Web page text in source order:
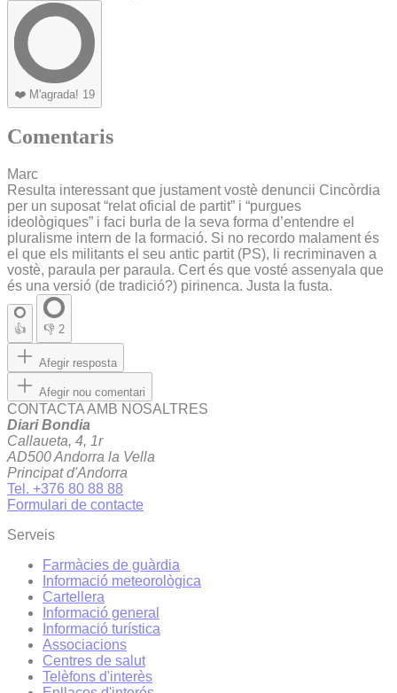
❤️ M'agrada! 19
Comentaris
Marc
Resulta interessant que justament vostè denuncii Cincòrdia
per un suposat “relat oficial de partit” i “purgues
ideològiques” i faci burla de la seva forma d’entendre el
pluralisme intern de la formació. Si no recordo malament és
el que els militants el seu antic partit (PS), li recriminaven a
vostè, paraula per paraula. Cert és que vosté assenyala que
és una versió (de tradició?) pirinenca. Justa la fusta.
👍 👎 2
Afegir resposta
Afegir nou comentari
CONTACTA AMB NOSALTRES
Diari Bondia
Callaueta, 4, 1r
AD500 Andorra la Vella
Principat d'Andorra
Tel. +376 80 88 88
Formulari de contacte
Serveis
Farmàcies de guàrdia
Informació meteorològica
Cartellera
Informació general
Informació turística
Associacions
Centres de salut
Telèfons d'interès